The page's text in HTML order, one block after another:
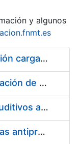
y algunos
Pliego condiciones optimización cargas compras firmado
Acuerdo marco para la fabricación de piezas
Suministro de Protectores Auditivos a medida para las personas trabajadoras de los Centros de Trabajo de Madrid y Burgos
Suministro de gafas graduadas antiproyecciones para los trabajadores de la FNMT-RCM en los centros de trabajo de Madrid y Burgos